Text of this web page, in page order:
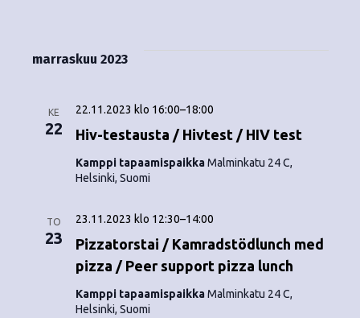
aV
i
marraskuu 2023
KE
22 Hiv-testausta / Hivtest / HIV test
22.11.2023 klo 16:00–18:00
Kamppi tapaamispaikkaMalminkatu 24 C,
Helsinki, Suomi
TO
23
Pizzatorstai / Kamradstödlunch med
pizza / Peer support pizza lunch
23.11.2023 klo 12:30–14:00
Kamppi tapaamispaikkaMalminkatu 24 C,
Helsinki, Suomi